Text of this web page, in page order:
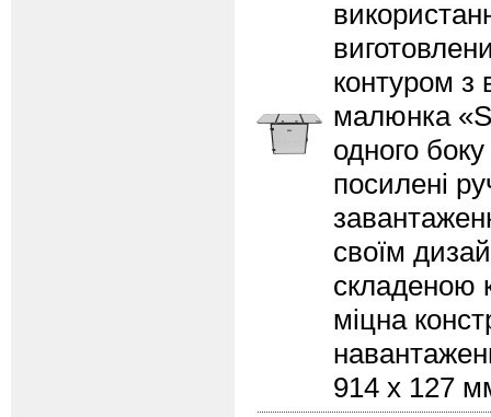
контуром з
малюнка
одного
посилені
своїм
складеною
міцна
914 x 127